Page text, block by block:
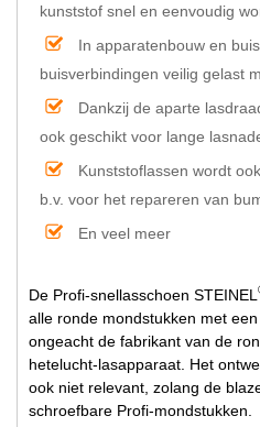
kunststof snel en eenvoudig
In apparatenbouw en
buisverbindingen veilig gelast
Dankzij de aparte
ook geschikt voor lange
Kunststoflassen wordt
b.v. voor het repareren van
En veel meer
De Profi-snellasschoen STEINEL
alle ronde mondstukken met
ongeacht de fabrikant van de
hetelucht-lasapparaat. Het
ook niet relevant, zolang de
schroefbare Profi-mondstukken.